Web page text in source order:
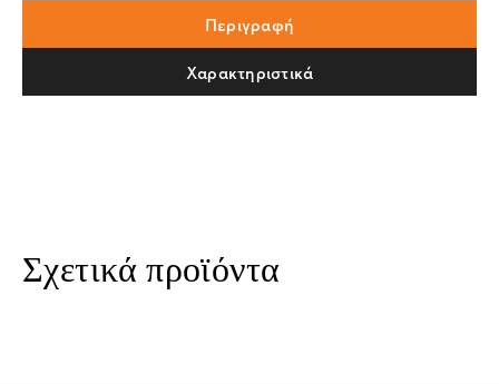
Περιγραφή
Χαρακτηριστικά
Σχετικά προϊόντα